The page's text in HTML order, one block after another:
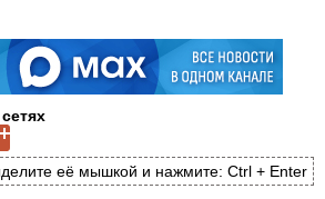
её мышкой и нажмите: Ctrl + Enter